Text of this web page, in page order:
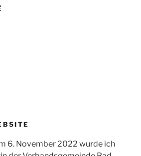
6. November 2022 wurde ich